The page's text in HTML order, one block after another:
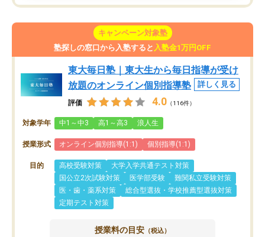
キャンペーン対象塾
塾探しの窓口から入塾すると 入塾金1万円OFF
東大毎日塾｜東大生から毎日指導が受け
放題のオンライン個別指導塾
詳しく見る
評価 4.0 （116件）
対象学年 中1～中3 高1～高3 浪人生
授業形式 オンライン個別指導(1:1) 個別指導(1:1)
目的 高校受験対策
大学入学共通テスト対策
国公立2次試験対策
医学部受験
難関私立受験対策
医・歯・薬系対策
総合型選抜・学校推薦型選抜対策
定期テスト対策
授業料の目安 （税込）